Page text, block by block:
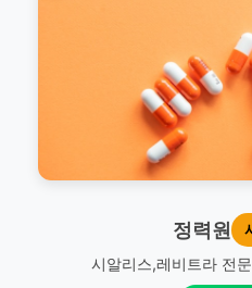
정력원
시알리스,레비트라 전